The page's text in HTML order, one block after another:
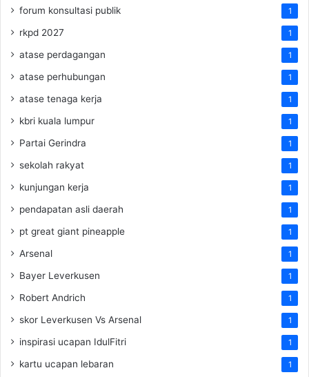
forum konsultasi publik 1
rkpd 2027 1
atase perdagangan 1
atase perhubungan 1
atase tenaga kerja 1
kbri kuala lumpur 1
Partai Gerindra 1
sekolah rakyat 1
kunjungan kerja 1
pendapatan asli daerah 1
pt great giant pineapple 1
Arsenal 1
Bayer Leverkusen 1
Robert Andrich 1
skor Leverkusen Vs Arsenal 1
inspirasi ucapan IdulFitri 1
kartu ucapan lebaran 1